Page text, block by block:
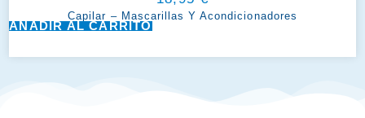
Capilar – Mascarillas Y Acondicionadores
AÑADIR AL CARRITO